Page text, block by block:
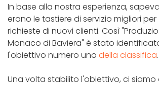
In base alla nostra esperienza,
erano le tastiere di servizio migliori
richieste di nuovi clienti. Così
Monaco di Baviera" è stato
l'obiettivo numero uno della classifica.
Una volta stabilito l'obiettivo, ci